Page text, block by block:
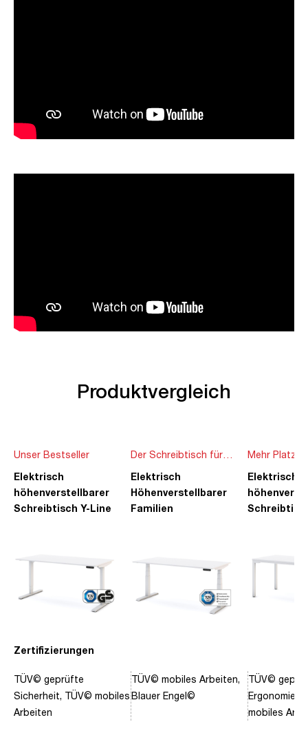
Produktvergleich
Zertifizierungen
Unser Bestseller
Elektrisch
höhenverstellbarer
Schreibtisch Y-Line
TÜV© geprüfte
Sicherheit, TÜV© mobiles
Arbeiten
Der Schreibtisch für
die ganze Familie
Elektrisch
Höhenverstellbarer
Familien
TÜV© mobiles Arbeiten,
Blauer Engel©
Mehr Platz
Ideen
Elektrisch
TÜV©
Ergonomie,
mobiles